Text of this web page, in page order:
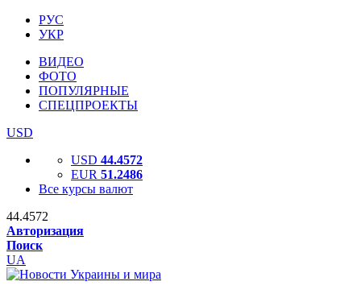
РУС
УКР
ВИДЕО
ФОТО
ПОПУЛЯРНЫЕ
СПЕЦПРОЕКТЫ
USD
USD 44.4572
EUR 51.2486
Все курсы валют
44.4572
Авторизация
Поиск
UA